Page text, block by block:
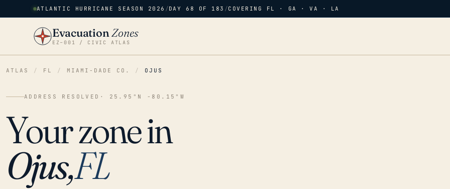
ATLANTIC HURRICANE SEASON 2026 /DAY 68 OF 183 /COVERING FL · GA · VA · LA
EvacuationZones
EZ–001 / CIVIC ATLAS
ATLAS / FL / MIAMI-DADE CO. / OJUS
ADDRESS RESOLVED · 25.95°N -80.15°W
Your zone in
Ojus,FL